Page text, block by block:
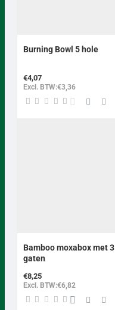
Burning Bowl 5 hole
€4,07
Excl. BTW:€3,36
Bamboo moxabox met 3
gaten
€8,25
Excl. BTW:€6,82